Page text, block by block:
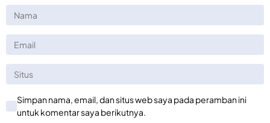
Simpan nama, email, dan situs web saya pada peramban ini
untuk komentar saya berikutnya.